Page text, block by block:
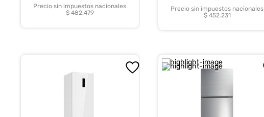
Precio sin impuestos nacionales
$ 482.479
Precio sin impuestos nacionales
$ 452.231